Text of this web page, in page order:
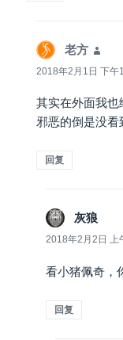
老方
道：
2018年2月1日 下午
其实在外面我也
邪恶的倒是没看
回复
灰狼
道：
2018年2月2日 上
看小猪佩奇，
回复